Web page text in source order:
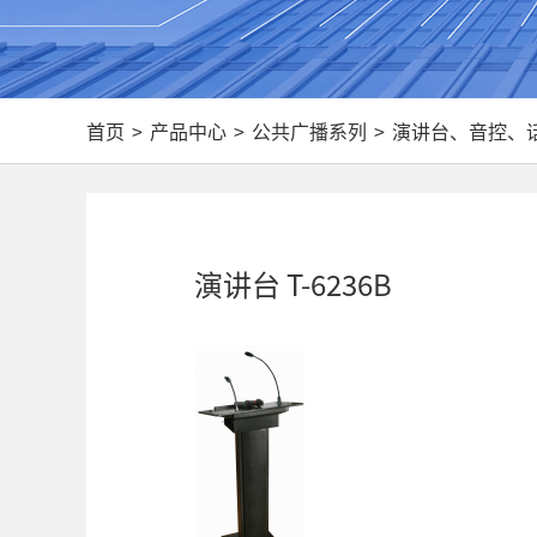
首页 > 产品中心 > 公共广播系列 > 演讲台、音控、
演讲台 T-6236B